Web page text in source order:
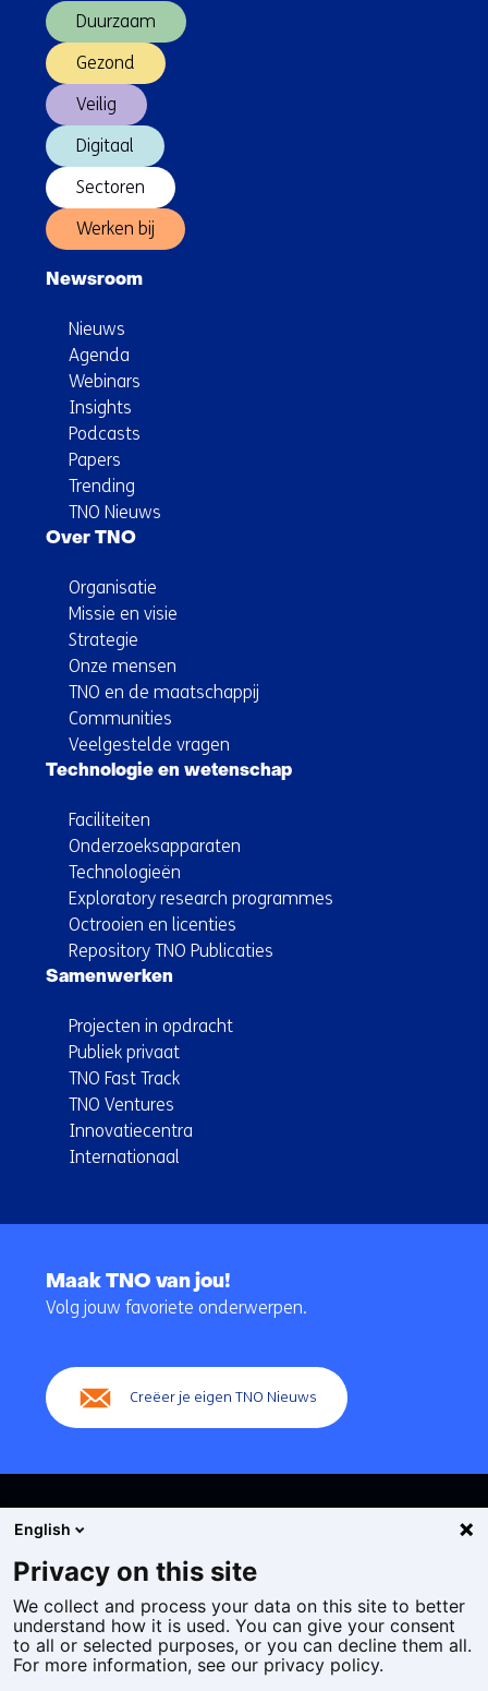
Duurzaam
Gezond
Veilig
Digitaal
Sectoren
Werken bij
Newsroom
Nieuws
Agenda
Webinars
Insights
Podcasts
Papers
Trending
TNO Nieuws
Over TNO
Organisatie
Missie en visie
Strategie
Onze mensen
TNO en de maatschappij
Communities
Veelgestelde vragen
Technologie en wetenschap
Faciliteiten
Onderzoeksapparaten
Technologieën
Exploratory research programmes
Octrooien en licenties
Repository TNO Publicaties
Samenwerken
Projecten in opdracht
Publiek privaat
TNO Fast Track
TNO Ventures
Innovatiecentra
Internationaal
navigatie
Maak TNO van jou!
Volg jouw favoriete onderwerpen.
Creëer je eigen TNO Nieuws
Cookies
Privacy statement
Toegankelijkheid
English
Privacy on this site
We collect and process your data on this site to better
understand how it is used. You can give your consent
to all or selected purposes, or you can decline them all.
For more information, see our privacy policy.